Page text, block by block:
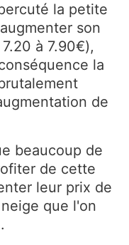
la petite
son
à 7.90€),
la
de
beaucoup de
de cette
leur prix de
que l'on